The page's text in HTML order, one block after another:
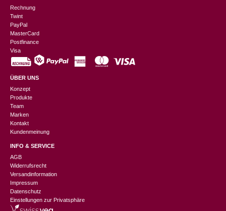
Rechnung
Twint
PayPal
MasterCard
Postfinance
Visa
ÜBER UNS
Konzept
Produkte
Team
Marken
Kontakt
Kundenmeinung
INFO & SERVICE
AGB
Widerrufsrecht
Versandinformation
Impressum
Datenschutz
Einstellungen zur Privatsphäre